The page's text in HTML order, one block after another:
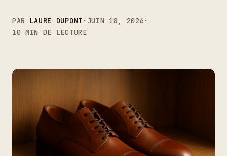
PAR LAURE DUPONT · JUIN 18, 2026 ·
10 MIN DE LECTURE